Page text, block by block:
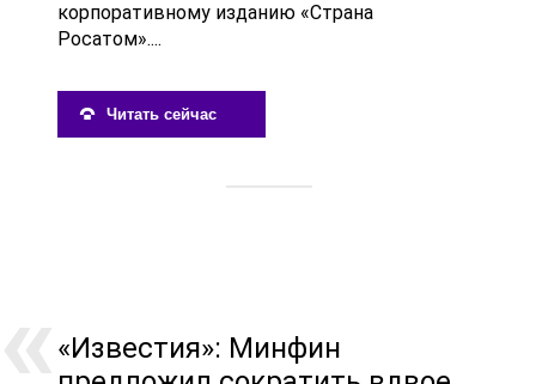
корпоративному изданию «Страна
Росатом»....
Читать сейчас
«Известия»: Минфин